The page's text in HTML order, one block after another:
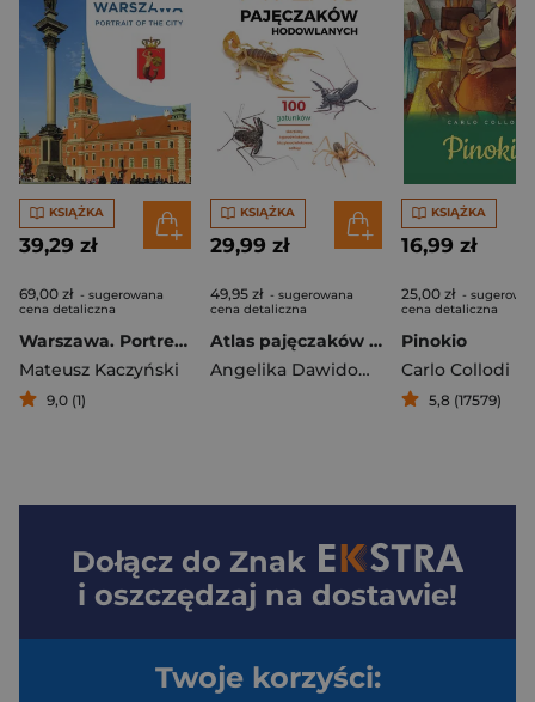
KSIĄŻKA
39,29 zł
69,00 zł - sugerowana
cena detaliczna
Warszawa. Portret miasta. Portrait of the city
Mateusz Kaczyński
9,0 (1)
KSIĄŻKA
29,99 zł
49,95 zł - sugerowana
cena detaliczna
Atlas pajęczaków hodowlanych. 100 gatunków
Angelika Dawidowicz
KSIĄŻKA
16,99 zł
25,00 zł -
cena detaliczna
Pinokio
Carlo Collodi
5,8 (17579)
Dołącz do Znak
i oszczędzaj na dostawie!
Twoje korzyści: